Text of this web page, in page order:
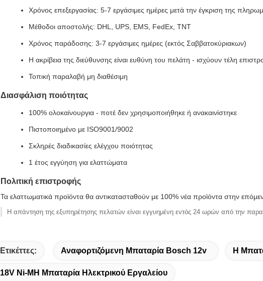
Χρόνος επεξεργασίας: 5-7 εργάσιμες ημέρες μετά την έγκριση της
Μέθοδοι αποστολής: DHL, UPS, EMS, FedEx, TNT
Χρόνος παράδοσης: 3-7 εργάσιμες ημέρες (εκτός Σαββατοκύριακων)
Η ακρίβεια της διεύθυνσης είναι ευθύνη του πελάτη - ισχύουν τέλη
Τοπική παραλαβή μη διαθέσιμη
Διασφάλιση ποιότητας
100% ολοκαίνουργια - ποτέ δεν χρησιμοποιήθηκε ή ανακαινίστηκε
Πιστοποιημένο με ISO9001/9002
Σκληρές διαδικασίες ελέγχου ποιότητας
1 έτος εγγύηση για ελαττώματα
Πολιτική επιστροφής
Τα ελαττωματικά προϊόντα θα αντικατασταθούν με 100% νέα προϊόντα στην
Η απάντηση της εξυπηρέτησης πελατών είναι εγγυημένη εντός 24 ωρών από την
Ετικέττες: Αναφορτιζόμενη Μπαταρία Bosch 12v Η
18V Ni-MH Μπαταρία Ηλεκτρικού Εργαλείου